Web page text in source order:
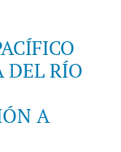
DEL RÍO
A